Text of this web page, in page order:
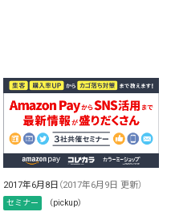
2017年6月8日 （2017年6月9日 更新）
セミナー （pickup）